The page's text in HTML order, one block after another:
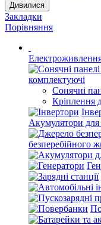
Дивилися
Закладки
Порівняння
комплектуючі
Сонячні
Кріплення
Акумулятори для
безперебійного